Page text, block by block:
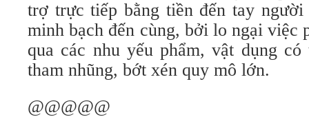
trợ trực tiếp bằng tiền đến tay người
minh bạch đến cùng, bởi lo ngại việc
qua các nhu yếu phẩm, vật dụng
tham nhũng, bớt xén quy mô lớn.
@@@@@